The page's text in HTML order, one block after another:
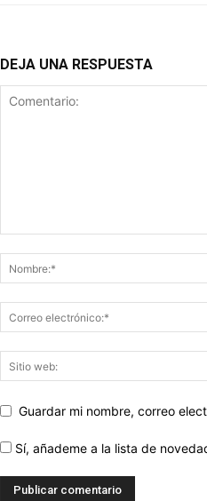
DEJA UNA RESPUESTA
Guardar mi nombre, correo
Sí, añademe a la lista de